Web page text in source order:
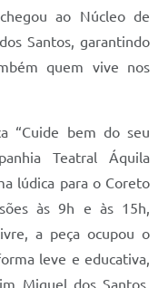
ao Núcleo de
Santos, garantindo
quem vive nos
“Cuide bem do seu
Teatral Áquila
lúdica para o Coreto
às 9h e às 15h,
a peça ocupou o
leve e educativa,
Miguel dos Santos,